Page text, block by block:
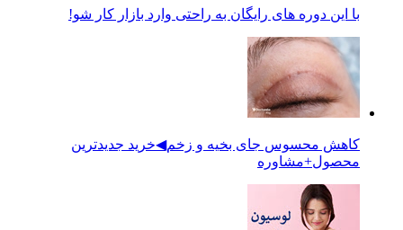
با این دوره های رایگان به راحتی وارد بازار کار شو!
کاهش محسوس جای بخیه و زخم◀خرید جدیدترین
محصول+مشاوره